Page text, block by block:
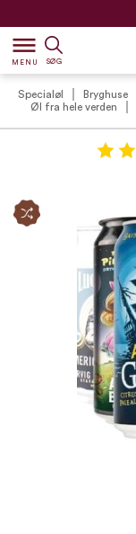
dehaze
MENU SØG
Specialøl Bryghuse
Øl fra hele verden